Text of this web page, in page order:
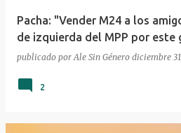
Pacha: "Vender M24 a los
de izquierda del MPP por este
publicado porAle Sin Género diciembre
2